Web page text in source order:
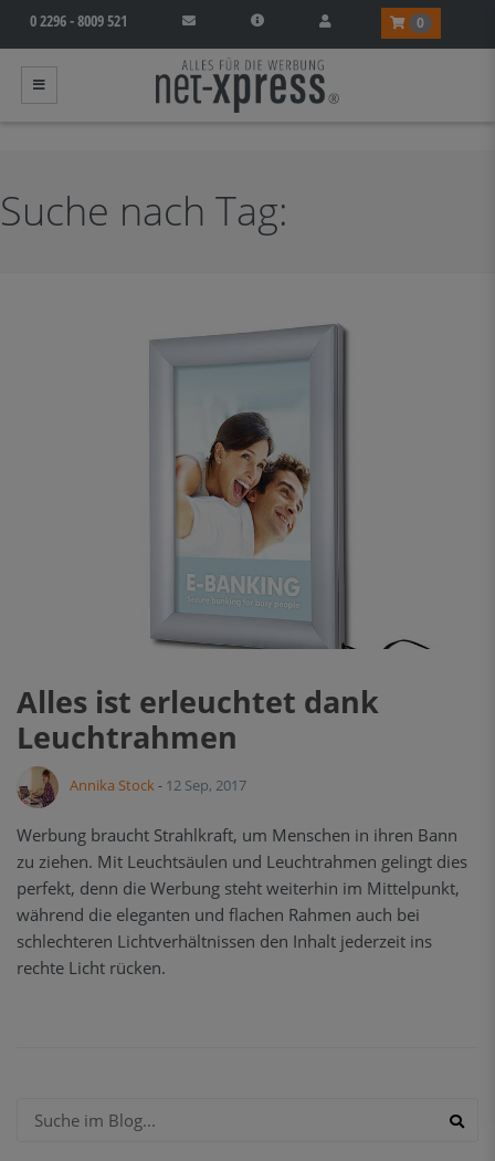
0 2296 - 8009 521 0
Suche nach Tag:
Alles ist erleuchtet dank
Leuchtrahmen
Annika Stock- 12 Sep, 2017
Werbung braucht Strahlkraft, um Menschen in ihren Bann
zu ziehen. Mit Leuchtsäulen und Leuchtrahmen gelingt dies
perfekt, denn die Werbung steht weiterhin im Mittelpunkt,
während die eleganten und flachen Rahmen auch bei
schlechteren Lichtverhältnissen den Inhalt jederzeit ins
rechte Licht rücken.